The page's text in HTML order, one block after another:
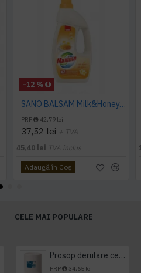
-12 %
SANO BALSAM Milk&Honey, 4L
PRP 42,79 lei
37,52 lei + TVA
45,40 lei TVA inclus
Adaugă în Coş
CELE MAI POPULARE
Prosop derulare centrala 1 pliu, 300 m Tork
PRP 34,65 lei